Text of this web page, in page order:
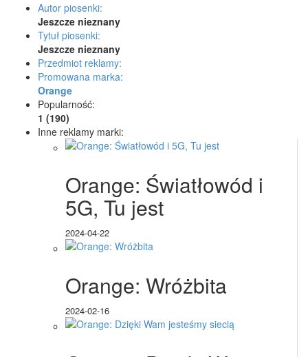
Autor piosenki:
Jeszcze nieznany
Tytuł piosenki:
Jeszcze nieznany
Przedmiot reklamy:
Promowana marka:
Orange
Popularność:
1 (190)
Inne reklamy marki:
Orange: Światłowód i
5G, Tu jest
2024-04-22
Orange: Wróżbita
2024-02-16